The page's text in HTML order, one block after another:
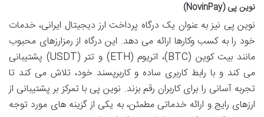
نوین پی (NovinPay)
نوین پی نیز به عنوان یک درگاه پرداخت ارز دیجیتال ایرانی، خدمات
خود را به کسب وکارها ارائه می دهد. این درگاه از رمزارزهای محبوب
مانند بیت کوین (BTC)، اتریوم (ETH) و تتر (USDT) پشتیبانی
می کند و با رابط کاربری ساده و کاربرپسند خود، تلاش می کند تا
تجربه آسانی را برای کاربران رقم بزند. نوین پی با تمرکز بر پشتیبانی از
ارزهای رایج و ارائه خدماتی مطمئن، به یکی از گزینه های مورد توجه